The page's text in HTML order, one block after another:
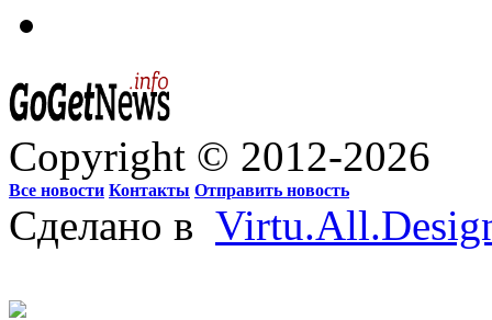
Copyright © 2012-2026
Все новости Контакты Отправить новость
Сделано в